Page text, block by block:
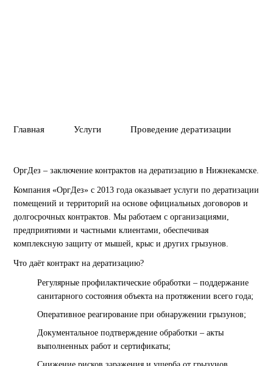
Главная Услуги Проведение дератизации
ОргДез – заключение контрактов на дератизацию в Нижнекамске.
Компания «ОргДез» с 2013 года оказывает услуги по дератизации
помещений и территорий на основе официальных договоров и
долгосрочных контрактов. Мы работаем с организациями,
предприятиями и частными клиентами, обеспечивая
комплексную защиту от мышей, крыс и других грызунов.
Что даёт контракт на дератизацию?
Регулярные профилактические обработки – поддержание
санитарного состояния объекта на протяжении всего года;
Оперативное реагирование при обнаружении грызунов;
Документальное подтверждение обработки – акты
выполненных работ и сертификаты;